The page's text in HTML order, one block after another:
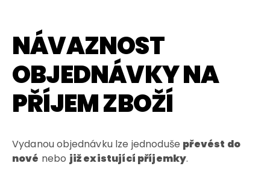
NÁVAZNOST
OBJEDNÁVKY NA
PŘÍJEM ZBOŽÍ
Vydanou objednávku lze jednoduše převést do
nové nebo již existující příjemky.